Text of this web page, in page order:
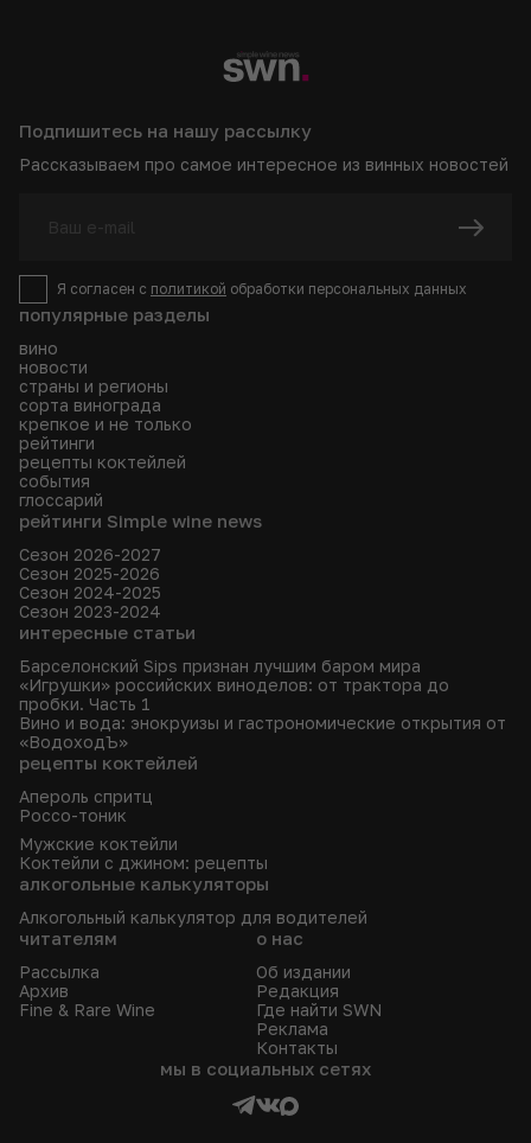
популярные разделы
вино
новости
страны и регионы
сорта винограда
крепкое и не только
рейтинги
рецепты коктейлей
события
глоссарий
рейтинги Simple wine news
Сезон 2026-2027
Сезон 2025-2026
Сезон 2024-2025
Сезон 2023-2024
интересные статьи
Барселонский Sips признан лучшим баром мира
«Игрушки» российских виноделов: от трактора до
пробки. Часть 1
Вино и вода: энокруизы и гастрономические открытия от
«ВодоходЪ»
рецепты коктейлей
Апероль спритц
Россо-тоник
Мужские коктейли
Коктейли с джином: рецепты
алкогольные калькуляторы
Алкогольный калькулятор для водителей
читателям
Рассылка
Архив
Fine & Rare Wine
о нас
Об издании
Редакция
Где найти SWN
Реклама
Контакты
Подпишитесь на нашу рассылку
Рассказываем про самое интересное из винных новостей
Я согласен с политикой обработки персональных данных
мы в социальных сетях